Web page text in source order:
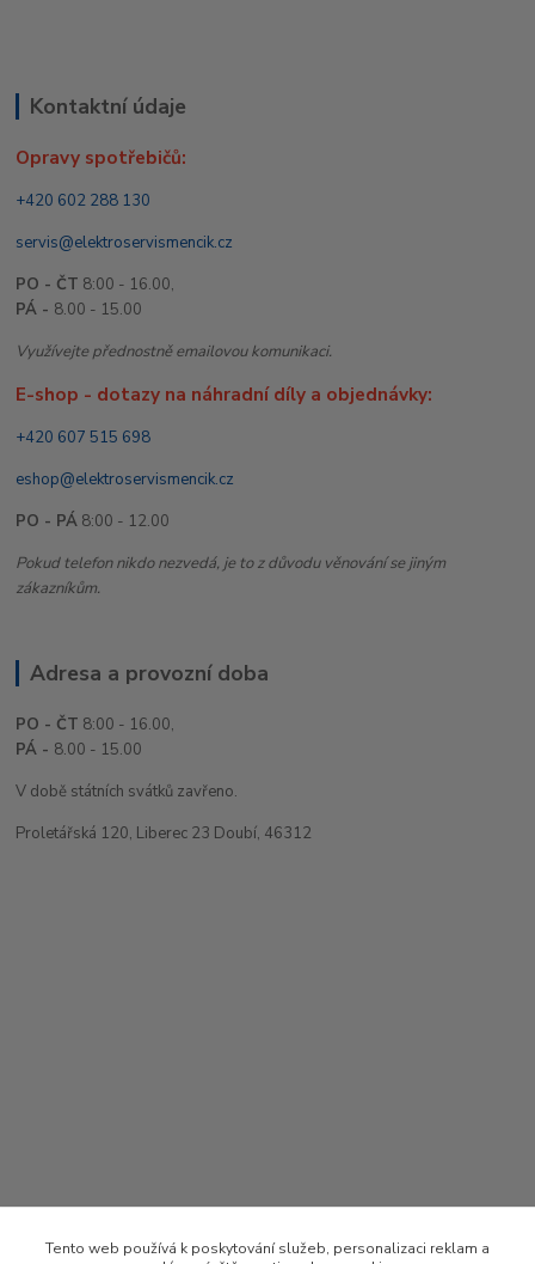
Kontaktní údaje
Opravy spotřebičů:
+420 602 288 130
servis@elektroservismencik.cz
PO - ČT 8:00 - 16.00,
PÁ - 8.00 - 15.00
Využívejte přednostně emailovou komunikaci.
E-shop - dotazy na náhradní díly a objednávky:
+420 607 515 698
eshop@elektroservismencik.cz
PO - PÁ 8:00 - 12.00
Pokud telefon nikdo nezvedá, je to z důvodu věnování se jiným
zákazníkům.
Adresa a provozní doba
PO - ČT 8:00 - 16.00,
PÁ - 8.00 - 15.00
V době státních svátků zavřeno.
Proletářská 120, Liberec 23 Doubí, 46312
Tento web používá k poskytování služeb, personalizaci reklam a